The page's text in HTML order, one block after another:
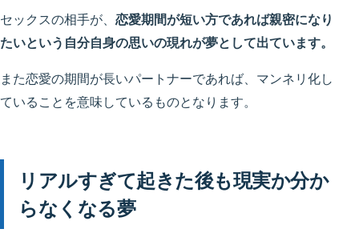
セックスの相手が、 恋愛期間が短い方であれば親密になり
たいという自分自身の思いの現れが夢として出ています。
また恋愛の期間が長いパートナーであれば、マンネリ化し
ていることを意味しているものとなります。
リアルすぎて起きた後も現実か分か
らなくなる夢